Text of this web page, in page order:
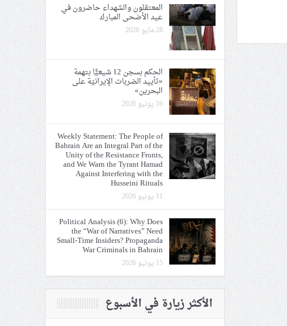
المعتقلون والشهداء حاضرون في
عيد الأضحى المبارك
28 مايو 2026
الحكم بسجن 12 شيعيًّا بتهمة
«تأييد الضربات الإيرانيّة على
البحرين»
16 يونيو 2026
Weekly Statement: The People of
Bahrain Are an Integral Part of the
Unity of the Resistance Fronts,
and We Warn the Tyrant Hamad
Against Interfering with the
Husseini Rituals
11 يونيو 2026
Political Analysis (6): Why Does
the “War of Narratives” Need
Small-Time Insiders? Propaganda
War Criminals in Bahrain
15 يونيو 2026
الأكثر زيارة في الأسبوع